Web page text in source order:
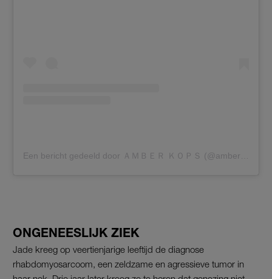
Een bericht gedeeld door ＡＭＢＥＲ ＫＯＰＳ (@amberkops_)
ONGENEESLIJK ZIEK
Jade kreeg op veertienjarige leeftijd de diagnose
rhabdomyosarcoom, een zeldzame en agressieve tumor in